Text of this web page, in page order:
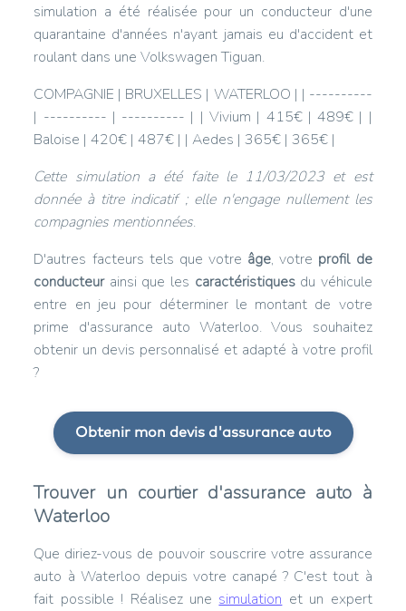
simulation a été réalisée pour un conducteur d'une
quarantaine d'années n'ayant jamais eu d'accident et
roulant dans une Volkswagen Tiguan.
COMPAGNIE | BRUXELLES | WATERLOO | | ----------
| ---------- | ---------- | | Vivium | 415€ | 489€ | |
Baloise | 420€ | 487€ | | Aedes | 365€ | 365€ |
Cette simulation a été faite le 11/03/2023 et est
donnée à titre indicatif ; elle n'engage nullement les
compagnies mentionnées.
D'autres facteurs tels que votre âge, votre profil de
conducteurainsi que les caractéristiquesdu véhicule
entre en jeu pour déterminer le montant de votre
prime d'assurance auto Waterloo. Vous souhaitez
obtenir un devis personnalisé et adapté à votre profil
?
Obtenir mon devis d'assurance auto
Trouver un courtier d'assurance auto à
Waterloo
Que diriez-vous de pouvoir souscrire votre assurance
auto à Waterloo depuis votre canapé ? C'est tout à
fait possible ! Réalisez une simulation et un expert